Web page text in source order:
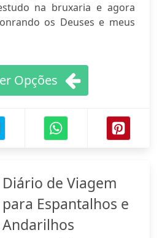
na bruxaria e agora
os Deuses e meus
Opções
Diário de Viagem
para Espantalhos e
Andarilhos